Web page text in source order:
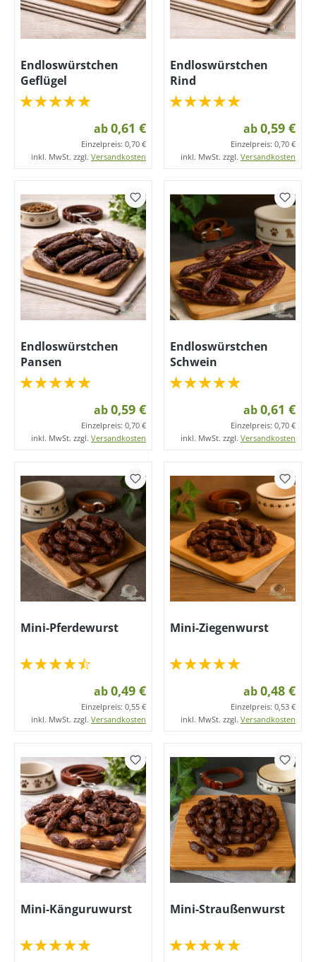
Endloswürstchen
Geflügel
ab0,61 €
Einzelpreis: 0,70 €
inkl. MwSt. zzgl. Versandkosten
Endloswürstchen
Rind
ab0,59 €
Einzelpreis: 0,70 €
inkl. MwSt. zzgl. Versandkosten
Endloswürstchen
Pansen
ab0,59 €
Einzelpreis: 0,70 €
inkl. MwSt. zzgl. Versandkosten
Endloswürstchen
Schwein
ab0,61 €
Einzelpreis: 0,70 €
inkl. MwSt. zzgl. Versandkosten
Mini-Pferdewurst
ab0,49 €
Einzelpreis: 0,55 €
inkl. MwSt. zzgl. Versandkosten
Mini-Ziegenwurst
ab0,48 €
Einzelpreis: 0,53 €
inkl. MwSt. zzgl. Versandkosten
Mini-Känguruwurst Mini-Straußenwurst